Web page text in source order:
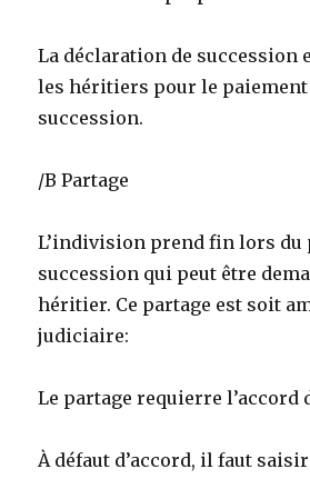
La déclaration de succession
les héritiers pour le paiement
succession.
/B Partage
L’indivision prend fin lors du
succession qui peut être
héritier. Ce partage est soit
judiciaire:
Le partage requierre l’accord
À défaut d’accord, il faut